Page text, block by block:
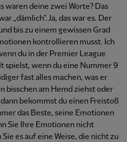
waren deine zwei Worte? Das
„dämlich“. Ja, das war es. Der
bis zu einem gewissen Grad
kontrollieren musst. Ich
du in der Premier League
spielst, wenn du eine Nummer 9
fast alles machen, was er
bisschen am Hemd ziehst oder
bekommst du einen Freistoß
das Beste, seine Emotionen
Sie Ihre Emotionen nicht
es auf eine Weise, die nicht zu